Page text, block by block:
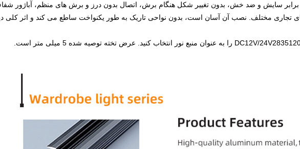
برابر سایش و ضد خش، بدون تغییر شکل هنگام برش، اتصال بدون درز و برش های منظم، آباژور
تجاری مختلف. نصب آن آسان است، بدون نواحی تاریک به طور یکنواخت ساطع می کند و اثر کلی